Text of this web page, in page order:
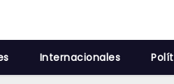
Internacionales